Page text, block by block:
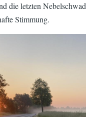
die letzten
Stimmung.